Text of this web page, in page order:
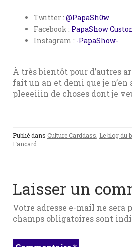
Twitter : @PapaSh0w
Facebook : PapaShow
Instagram : -PapaShow-
À très bientôt pour d’autres
fait un an et demi que je
pleeeiiin de choses dont je
Publié dans Culture Carddass Le blog du
Fancard
Laisser un
Votre adresse e-mail ne sera
champs obligatoires sont